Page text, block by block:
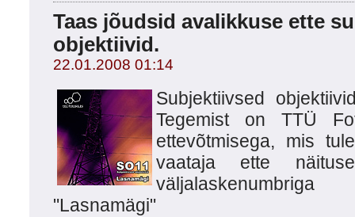
Taas jõudsid avalikkuse ette
objektiivid.
22.01.2008 01:14
Subjektiivsed
Tegemist on TTÜ
ettevõtmisega, mis
vaataja ette
"Lasnamägi"